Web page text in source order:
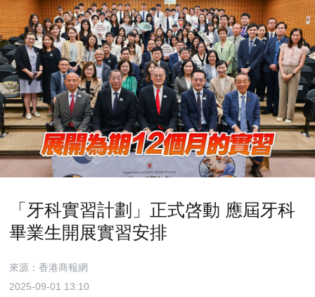
「牙科實習計劃」正式啓動 應屆牙科
畢業生開展實習安排
來源：香港商報網
2025-09-01 13:10